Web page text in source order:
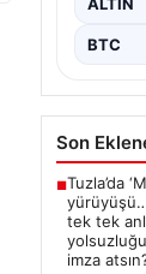
BTC
Son
■Tuzla’da
tek tek
imza